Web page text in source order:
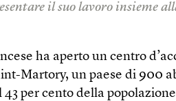
il suo lavoro insieme
ha aperto un centro
Martory, un paese di 900
per cento della